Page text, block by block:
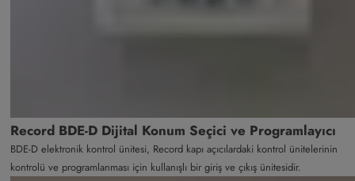
Record BDE-D Dijital Konum Seçici ve Programlayıcı
BDE-D elektronik kontrol ünitesi, Record kapı açıcılardaki kontrol ünitelerinin
kontrolü ve programlanması için kullanışlı bir giriş ve çıkış ünitesidir.